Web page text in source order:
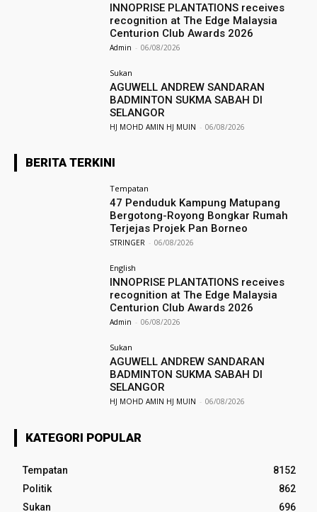
INNOPRISE PLANTATIONS receives
recognition at The Edge Malaysia
Centurion Club Awards 2026
Admin - 06/08/2026
Sukan
AGUWELL ANDREW SANDARAN
BADMINTON SUKMA SABAH DI
SELANGOR
HJ MOHD AMIN HJ MUIN - 06/08/2026
BERITA TERKINI
Tempatan
47 Penduduk Kampung Matupang
Bergotong-Royong Bongkar Rumah
Terjejas Projek Pan Borneo
STRINGER - 06/08/2026
English
INNOPRISE PLANTATIONS receives
recognition at The Edge Malaysia
Centurion Club Awards 2026
Admin - 06/08/2026
Sukan
AGUWELL ANDREW SANDARAN
BADMINTON SUKMA SABAH DI
SELANGOR
HJ MOHD AMIN HJ MUIN - 06/08/2026
KATEGORI POPULAR
Tempatan
8152
Politik
862
Sukan
696